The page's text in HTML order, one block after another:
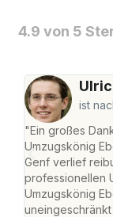
4.9 von 5
ist
"Ein großes
Umzugskönig
Genf verlief
professionellen
Umzugskönig